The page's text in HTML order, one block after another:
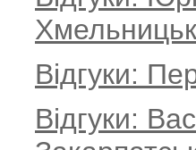
Відгуки:
Відгуки: